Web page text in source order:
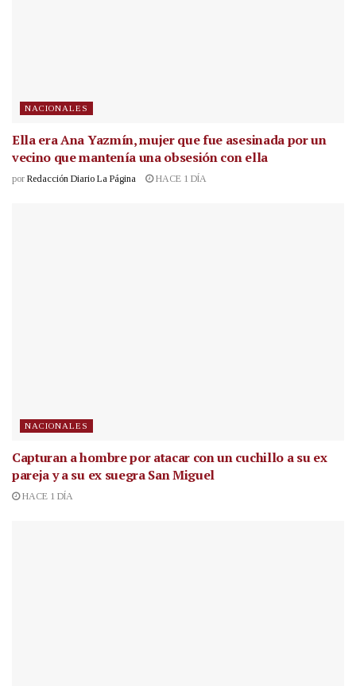
NACIONALES
Ella era Ana Yazmín, mujer que fue asesinada por un
vecino que mantenía una obsesión con ella
por Redacción Diario La Página HACE 1 DÍA
NACIONALES
Capturan a hombre por atacar con un cuchillo a su ex
pareja y a su ex suegra San Miguel
HACE 1 DÍA